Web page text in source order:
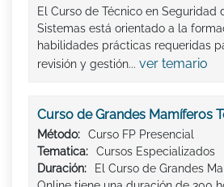
El Curso de Técnico en Seguridad
Sistemas está orientado a la
habilidades prácticas requeridas
revisión y gestión... ver temario
Curso de Grandes Mamíferos
Método:
Curso FP Presencial
Tematica:
Cursos Especializados
Duración:
El Curso de Grandes